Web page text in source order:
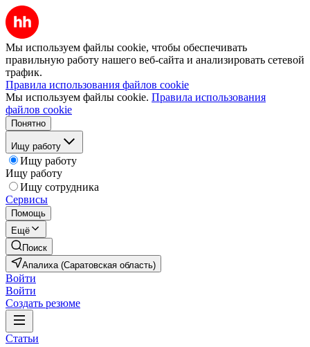
Мы используем файлы cookie, чтобы обеспечивать
правильную работу нашего веб-сайта и анализировать сетевой
трафик.
Правила использования файлов cookie
Мы используем файлы cookie. Правила использования
файлов cookie
Понятно
Ищу работу
Ищу работу
Ищу работу
Ищу сотрудника
Сервисы
Помощь
Ещё
Поиск
Апалиха (Саратовская область)
Войти
Войти
Создать резюме
Статьи